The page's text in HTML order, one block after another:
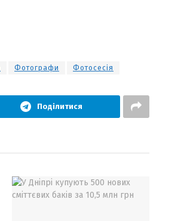
Фотографи Фотосесія
Поділитися